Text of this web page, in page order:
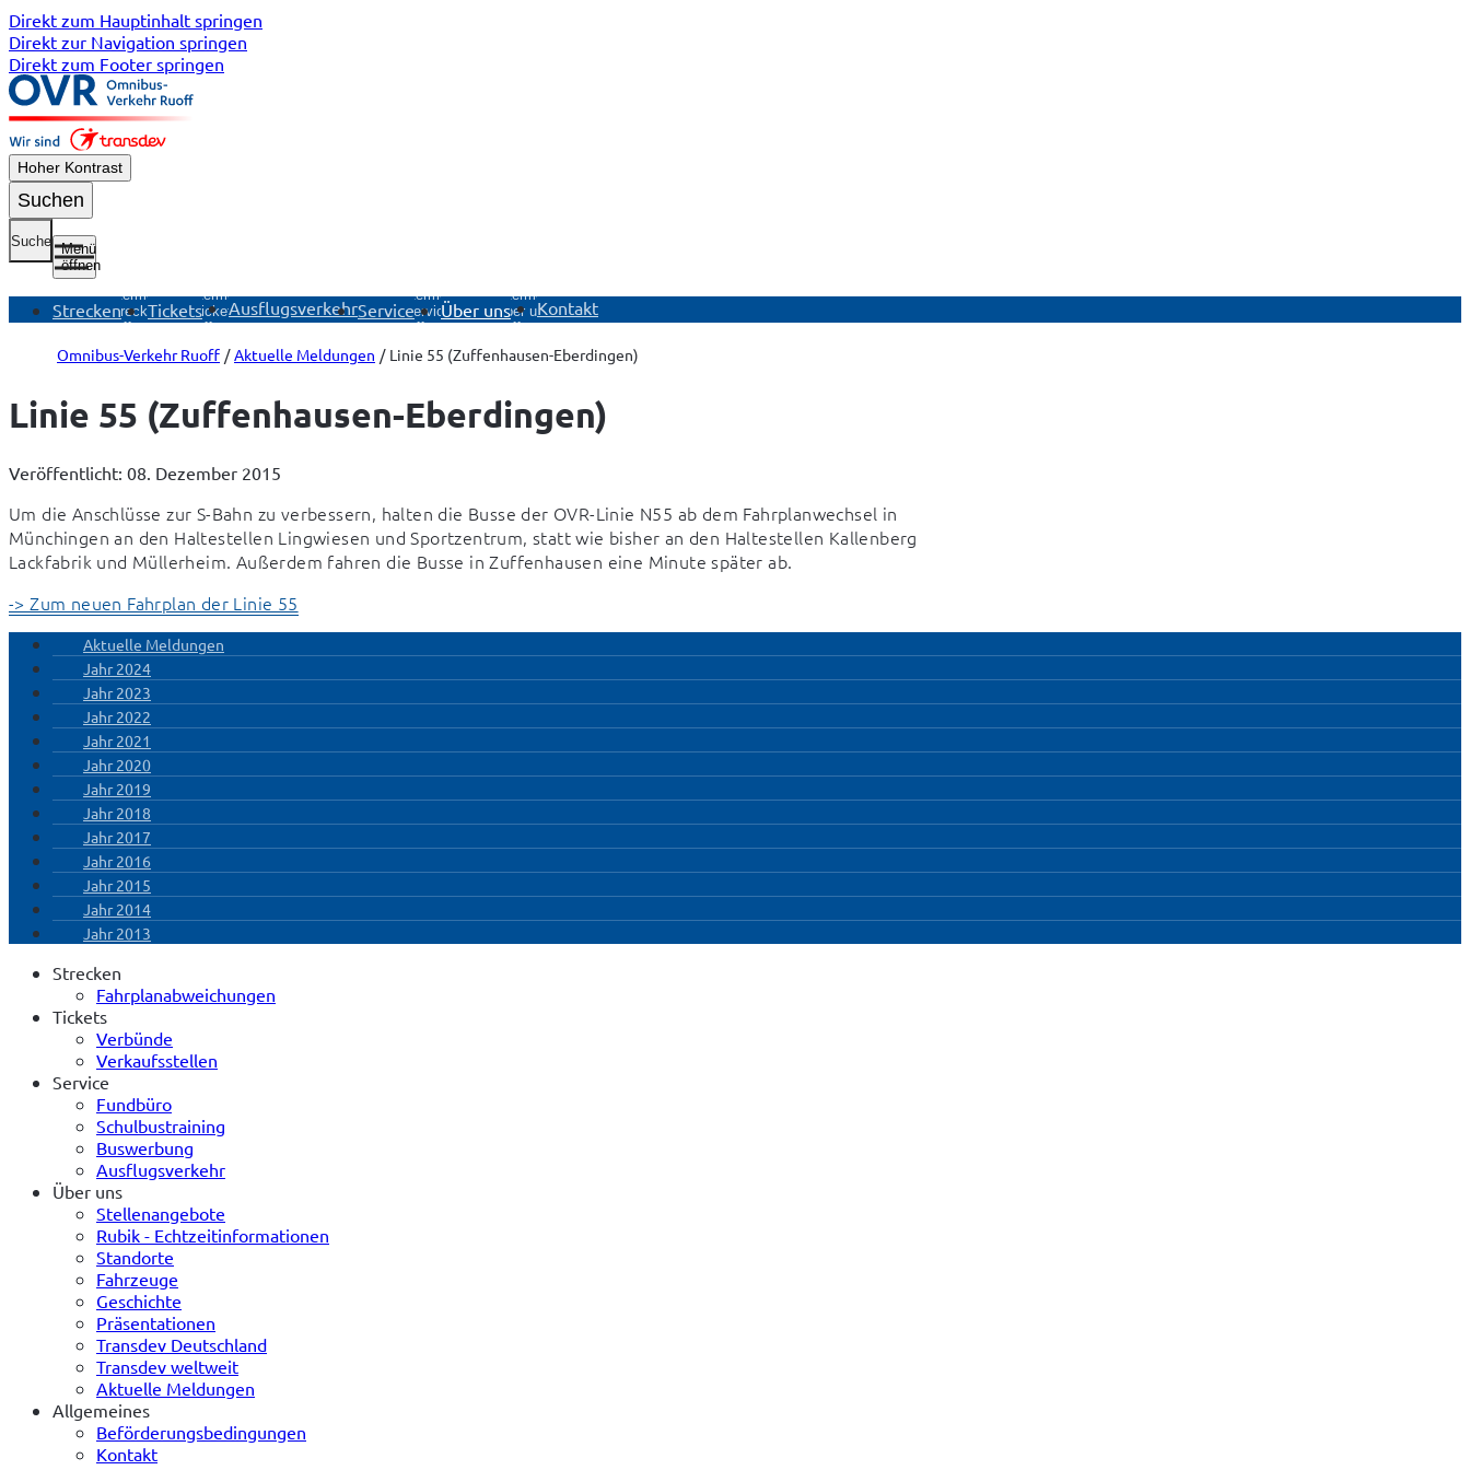
Direkt zum Hauptinhalt springen
Direkt zur Navigation springen
Direkt zum Footer springen
Hoher Kontrast
Suchen
Suche
Menü
öffnen
Strecken
Untermenü
Strecken
öffnen
Tickets
Untermenü
Tickets
öffnen
AusflugsverkehrService
Untermenü
Service
öffnen
Über uns
Untermenü
Über uns
öffnen
Kontakt
Omnibus-Verkehr Ruoff Aktuelle Meldungen Linie 55 (Zuffenhausen-Eberdingen)
Linie 55 (Zuffenhausen-Eberdingen)
Veröffentlicht: 08. Dezember 2015
Um die Anschlüsse zur S-Bahn zu verbessern, halten die Busse der OVR-Linie N55 ab dem Fahrplanwechsel in
Münchingen an den Haltestellen Lingwiesen und Sportzentrum, statt wie bisher an den Haltestellen Kallenberg
Lackfabrik und Müllerheim. Außerdem fahren die Busse in Zuffenhausen eine Minute später ab.
-> Zum neuen Fahrplan der Linie 55
Aktuelle Meldungen
Jahr 2024
Jahr 2023
Jahr 2022
Jahr 2021
Jahr 2020
Jahr 2019
Jahr 2018
Jahr 2017
Jahr 2016
Jahr 2015
Jahr 2014
Jahr 2013
Strecken
Fahrplanabweichungen
Tickets
Verbünde
Verkaufsstellen
Service
Fundbüro
Schulbustraining
Buswerbung
Ausflugsverkehr
Über uns
Stellenangebote
Rubik - Echtzeitinformationen
Standorte
Fahrzeuge
Geschichte
Präsentationen
Transdev Deutschland
Transdev weltweit
Aktuelle Meldungen
Allgemeines
Beförderungsbedingungen
Kontakt